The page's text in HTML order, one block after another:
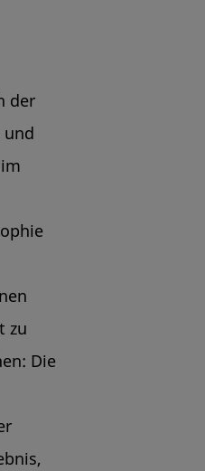
der
und
zu
Die